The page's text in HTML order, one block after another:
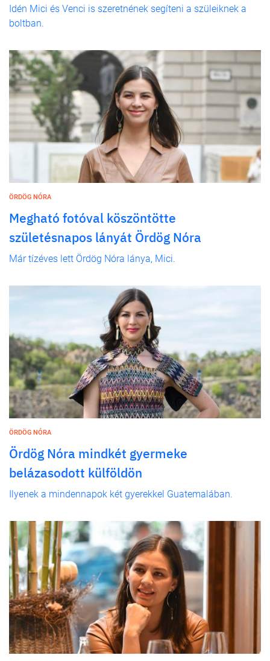
Idén Mici és Venci is szeretnének segíteni a szüleiknek a
boltban.
ÖRDÖG NÓRA
Megható fotóval köszöntötte
születésnapos lányát Ördög Nóra
Már tízéves lett Ördög Nóra lánya, Mici.
ÖRDÖG NÓRA
Ördög Nóra mindkét gyermeke
belázasodott külföldön
Ilyenek a mindennapok két gyerekkel Guatemalában.